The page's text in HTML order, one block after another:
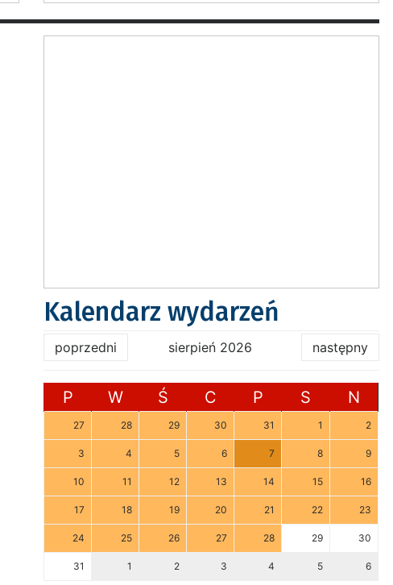
Kalendarz wydarzeń
poprzedni sierpień 2026 następny
P W Ś C P S N
27 28 29 30 31 1 2
3 4 5 6 7 8 9
10 11 12 13 14 15 16
17 18 19 20 21 22 23
24 25 26 27 28 29 30
31 1 2 3 4 5 6